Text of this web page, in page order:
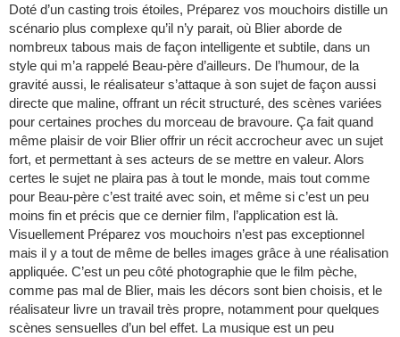
Doté d’un casting trois étoiles, Préparez vos mouchoirs distille un
scénario plus complexe qu’il n’y parait, où Blier aborde de
nombreux tabous mais de façon intelligente et subtile, dans un
style qui m’a rappelé Beau-père d’ailleurs. De l’humour, de la
gravité aussi, le réalisateur s’attaque à son sujet de façon aussi
directe que maline, offrant un récit structuré, des scènes variées
pour certaines proches du morceau de bravoure. Ça fait quand
même plaisir de voir Blier offrir un récit accrocheur avec un sujet
fort, et permettant à ses acteurs de se mettre en valeur. Alors
certes le sujet ne plaira pas à tout le monde, mais tout comme
pour Beau-père c’est traité avec soin, et même si c’est un peu
moins fin et précis que ce dernier film, l’application est là.
Visuellement Préparez vos mouchoirs n’est pas exceptionnel
mais il y a tout de même de belles images grâce à une réalisation
appliquée. C’est un peu côté photographie que le film pèche,
comme pas mal de Blier, mais les décors sont bien choisis, et le
réalisateur livre un travail très propre, notamment pour quelques
scènes sensuelles d’un bel effet. La musique est un peu